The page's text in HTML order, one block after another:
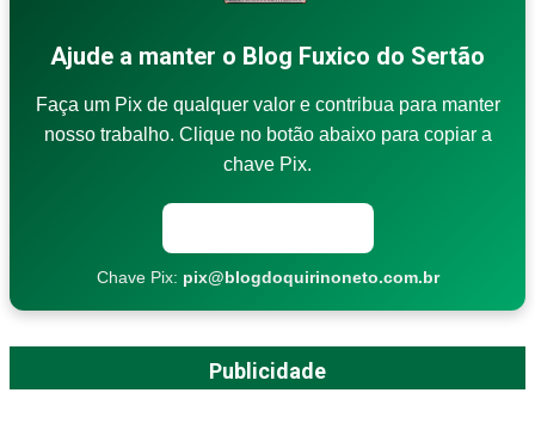
Ajude a manter o Blog Fuxico do Sertão
Faça um Pix de qualquer valor e contribua para manter
nosso trabalho. Clique no botão abaixo para copiar a
chave Pix.
Chave Pix: pix@blogdoquirinoneto.com.br
Publicidade